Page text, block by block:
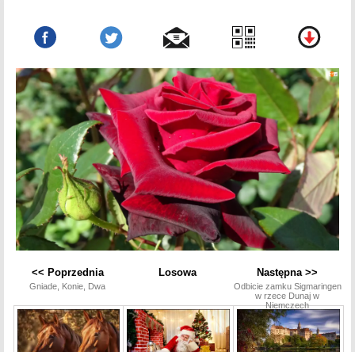
<< Poprzednia
Gniade, Konie, Dwa
Losowa Następna >>
Odbicie zamku Sigmaringen
w rzece Dunaj w
Niemczech